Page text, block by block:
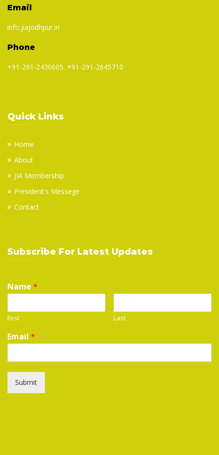
Email
info.jiajodhpur.in
Phone
+91-291-2430605. +91-291-2645710
Quick Links
Home
About
JIA Membership
President's Messege
Contact
Subscribe For Latest Updates
Name *
First Last
Email *
Submit